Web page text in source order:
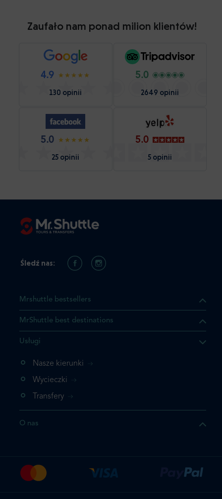
Zaufało nam ponad milion klientów!
4.9
130 opinii
5.0
2649 opinii
5.0
25 opinii
5.0
5 opinii
którego szukasz jest już
nie chcesz dodawać go
Mrshuttle bestsellers
MrShuttle best destinations
Usługi
Nasze kierunki
Wycieczki
Transfery
O nas
Śledź nas: